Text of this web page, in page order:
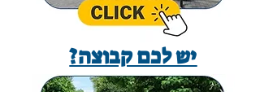
יש לכם קבוצה?